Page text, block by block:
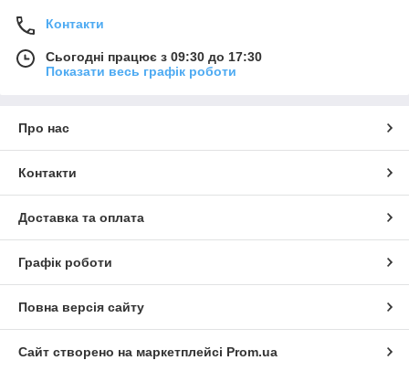
Контакти
Сьогодні працює з 09:30 до 17:30
Показати весь графік роботи
Про нас
Контакти
Доставка та оплата
Графік роботи
Повна версія сайту
Сайт створено на маркетплейсі Prom.ua